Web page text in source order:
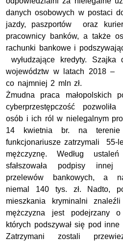
danych osobowych w postaci
jazdy, paszportów oraz
pracownicy banków, a także
rachunki bankowe i
wyłudzające kredyty. Szajka
województw w latach 2018 –
co najmniej 2 mln zł.
Żmudna praca małopolskich
cyberprzestępczość
osób i ich ról w nielegalnym
14 kwietnia br. na terenie
funkcjonariusze zatrzymali 55-
mężczyznę. Według
sfałszowała podpisy
przelewów bankowych, a
niemal 140 tys. zł. Nadto,
mieszkania kryminalni
mężczyzna jest podejrzany
których podszywał się pod inne
Zatrzymani zostali